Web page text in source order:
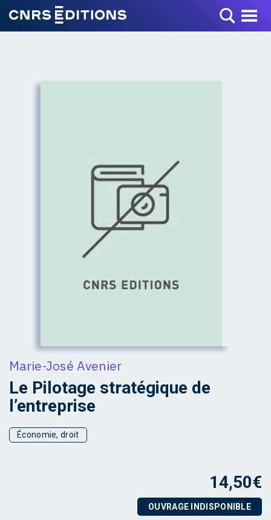
Toggle Menu
Marie-José Avenier
Le Pilotage stratégique de
l’entreprise
Économie, droit
14,50€
OUVRAGE INDISPONIBLE